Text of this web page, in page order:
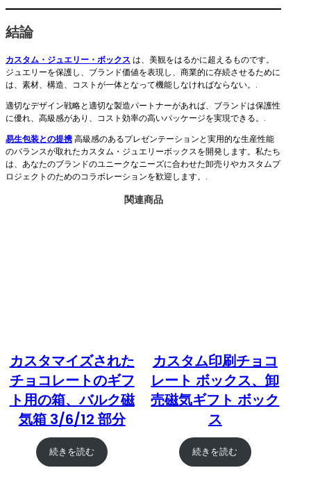
結論
カスタム・ジュエリー・ボックス は、美観をはるかに超えるものです。
ジュエリーを保護し、ブランド価値を表現し、商業的に存続させるために
は、素材、構造、コストが一体となって機能しなければならない。.
適切なデザイン戦略と適切な製造パートナーがあれば、ブランドは保護性
に優れ、高級感があり、コスト効率の高いパッケージを実現できる。.
易生包装との提携高級感のあるプレゼンテーションと実用的な生産性能
のバランスが取れたカスタム・ジュエリーボックスを開発します。私たち
は、あなたのブランドのユニークなニーズに合わせた卸売りやカスタムプ
ロジェクトのためのコラボレーションを歓迎します。.
関連商品
カスタマイズされた
チョコレートのギフ
ト用の箱、バルク磁
気箱 3/6/12 部分
続きを読む
カスタム印刷チョコ
レート ボックス、卸
売磁気ギフト ボック
ス
続きを読む